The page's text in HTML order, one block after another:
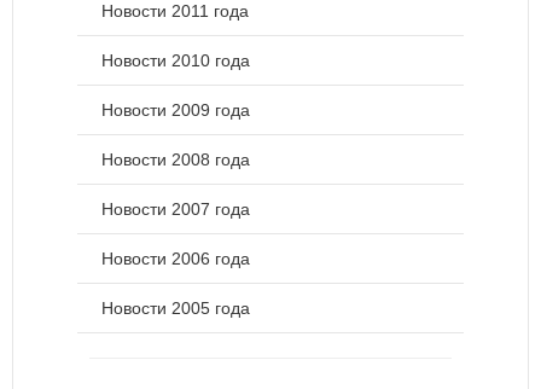
Новости 2011 года
Новости 2010 года
Новости 2009 года
Новости 2008 года
Новости 2007 года
Новости 2006 года
Новости 2005 года